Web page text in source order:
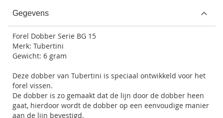
Gegevens
Forel Dobber Serie BG 15
Merk: Tubertini
Gewicht: 6 gram
Deze dobber van Tubertini is speciaal ontwikkeld voor het
forel vissen.
De dobber is zo gemaakt dat de lijn door de dobber heen
gaat, hierdoor wordt de dobber op een eenvoudige manier
aan de lijn bevestigd.